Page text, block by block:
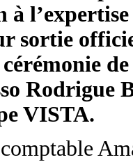
à
sortie
Rodrigue
VISTA.